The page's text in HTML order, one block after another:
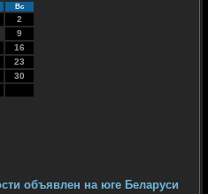
Вс
2
9
16
23
30
объявлен на юге Беларуси